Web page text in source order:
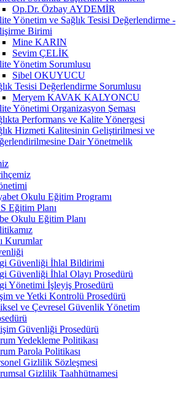
Op.Dr. Özbay AYDEMİR
Yönetim ve Sağlık Tesisi Değerlendirme -
Birimi
Mine KARIN
Sevim ÇELİK
Yönetim Sorumlusu
Sibel OKUYUCU
Tesisi Değerlendirme Sorumlusu
Meryem KAVAK KALYONCU
Yönetimi Organizasyon Şeması
Performans ve Kalite Yönergesi
Hizmeti Kalitesinin Geliştirilmesi ve
Dair Yönetmelik
Okulu Eğitim Programı
Eğitim Planı
Okulu Eğitim Planı
Kurumlar
Güvenliği İhlal Bildirimi
Güvenliği İhlal Olayı Prosedürü
Yönetimi İşleyiş Prosedürü
ve Yetki Kontrolü Prosedürü
ve Çevresel Güvenlik Yönetim
Güvenliği Prosedürü
Yedekleme Politikası
Parola Politikası
Gizlilik Sözleşmesi
Gizlilik Taahhütnamesi